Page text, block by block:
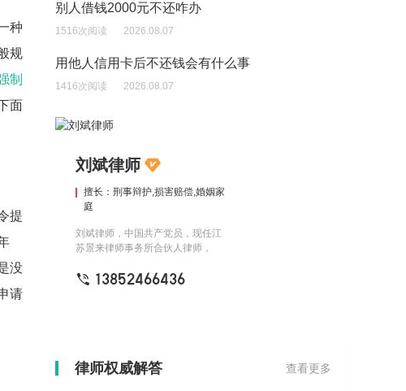
种
规
制
面
提
没
请
别人借钱2000元不还咋办
1516次阅读 2026.08.07
用他人信用卡后不还钱会有什么事
1416次阅读 2026.08.07
刘斌律师
擅长：刑事辩护,损害赔偿,婚姻家
庭
刘斌律师，中国共产党员，现任江
苏景来律师事务所合伙人律师，
公益普法活动，代理的民事案件胜
解矛盾、定分止争、案结事了，根
13852466436
律师权威解答 查看更多
我想问问物管无缘无故撵走租客，物管费还需要业主交吗?